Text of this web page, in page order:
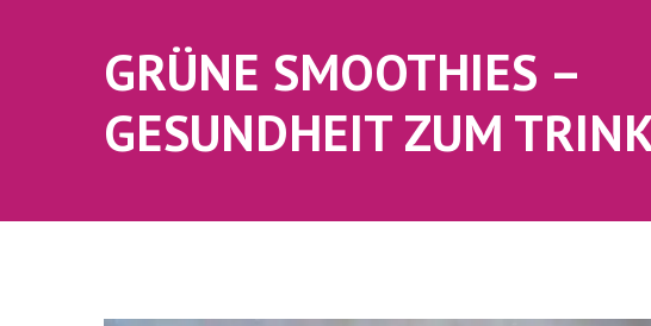
GRÜNE SMOOTHIES –
GESUNDHEIT ZUM